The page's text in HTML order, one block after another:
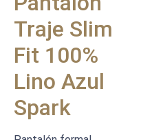
Traje Slim
Fit 100%
Lino Azul
Spark